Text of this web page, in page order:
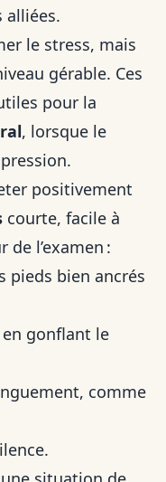
alliées.
le stress, mais
gérable. Ces
pour la
, lorsque le
positivement
courte, facile à
l’examen :
pieds bien ancrés
gonflant le
comme